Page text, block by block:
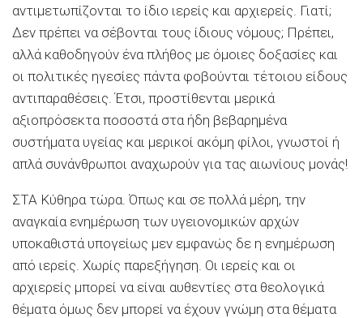
αντιμετωπίζονται το ίδιο ιερείς και αρχιερείς. Γιατί;
Δεν πρέπει να σέβονται τους ίδιους νόμους; Πρέπει,
αλλά καθοδηγούν ένα πλήθος με όμοιες δοξασίες και
οι πολιτικές ηγεσίες πάντα φοβούνται τέτοιου είδους
αντιπαραθέσεις. Έτσι, προστίθενται μερικά
αξιοπρόσεκτα ποσοστά στα ήδη βεβαρημένα
συστήματα υγείας και μερικοί ακόμη φίλοι, γνωστοί ή
απλά συνάνθρωποι αναχωρούν για τας αιωνίους μονάς!
ΣΤΑ Κύθηρα τώρα. Όπως και σε πολλά μέρη, την
αναγκαία ενημέρωση των υγειονομικών αρχών
υποκαθιστά υπογείως μεν εμφανώς δε η ενημέρωση
από ιερείς. Χωρίς παρεξήγηση. Οι ιερείς και οι
αρχιερείς μπορεί να είναι αυθεντίες στα θεολογικά
θέματα όμως δεν μπορεί να έχουν γνώμη στα θέματα